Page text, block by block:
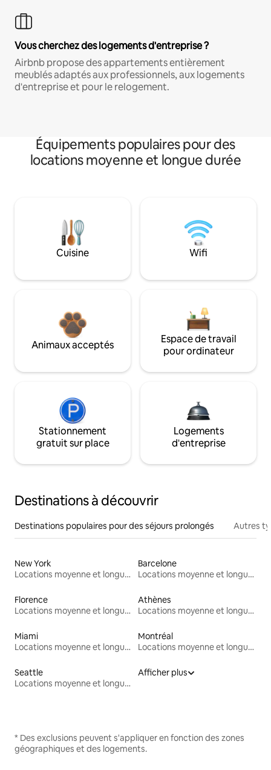
Vous cherchez des logements d'entreprise ?
Airbnb propose des appartements entièrement
meublés adaptés aux professionnels, aux logements
d'entreprise et pour le relogement.
Équipements populaires pour des
locations moyenne et longue durée
Cuisine Wifi
Animaux acceptés
Espace de travail
pour ordinateur
Stationnement
gratuit sur place
Logements
d'entreprise
Destinations à découvrir
Destinations populaires pour des séjours prolongés Autres
New York
Locations moyenne et longue durée
Barcelone
Locations moyenne et longue durée
Florence
Locations moyenne et longue durée
Athènes
Locations moyenne et longue durée
Miami
Locations moyenne et longue durée
Montréal
Locations moyenne et longue durée
Seattle
Locations moyenne et longue durée
Afficher plus
* Des exclusions peuvent s'appliquer en fonction des zones
géographiques et des logements.